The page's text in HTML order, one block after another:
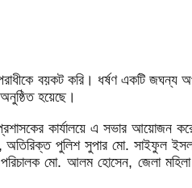
বয়কট করি। ধর্ষণ একটি জঘন্য
হয়েছে।
কার্যালয়ে এ সভার আয়োজন
পুলিশ সুপার মো. সাইফুল
মো. আলম হোসেন, জেলা মহিলা